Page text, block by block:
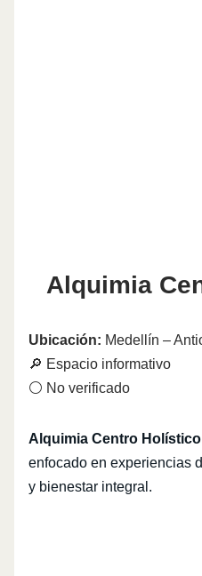
Alquimia
Ubicación: Medellín –
🔎 Espacio informativo
⚪ No verificado
Alquimia Centro Holístico
enfocado en experiencias
y bienestar integral.